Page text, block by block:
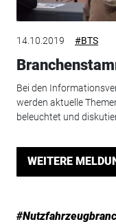
14.10.2019 #BTS
Bei den
werden aktuelle
beleuchtet und
WEITERE